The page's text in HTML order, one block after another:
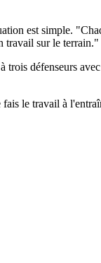
est simple.
travail sur le terrain."
trois défenseurs
le travail à